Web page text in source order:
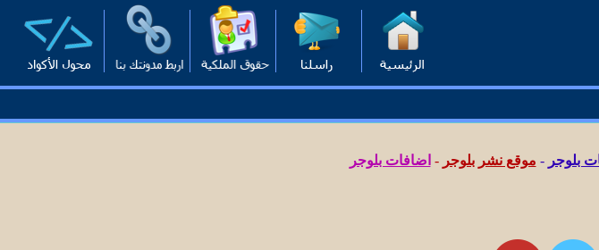
بلوجر - موقع نشر بلوجر - اضافات بلوجر